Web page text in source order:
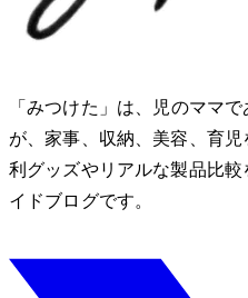
「みつけた」は、2児のママで
が、家事、収納、美容、育
利グッズやリアルな製品比
イドブログです。